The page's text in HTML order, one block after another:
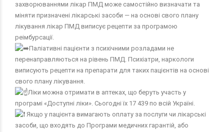
захворюваннями лікар ПМД може самостійно визначати та
міняти призначені лікарські засоби — на основі свого плану
лікування лікар ПМД виписує рецепти за програмою
реімбурсації.
Паліативні пацієнти з психічними розладами не
перенаправляються на рівень ПМД. Психіатри, наркологи
виписують рецепти на препарати для таких пацієнтів на основі
свого плану лікування.
Ліки можна отримати в аптеках, що беруть участь у
програмі «Доступні ліки». Сьогодні їх 17 439 по всій Україні.
Якщо у пацієнта вимагають оплату за послуги чи лікарські
засоби, що входять до Програми медичних гарантій, або